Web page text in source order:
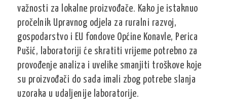
važnosti za lokalne proizvođače. Kako je istaknuo
pročelnik Upravnog odjela za ruralni razvoj,
gospodarstvo i EU fondove Općine Konavle, Perica
Pušić, laboratoriji će skratiti vrijeme potrebno za
provođenje analiza i uvelike smanjiti troškove koje
su proizvođači do sada imali zbog potrebe slanja
uzoraka u udaljenije laboratorije.